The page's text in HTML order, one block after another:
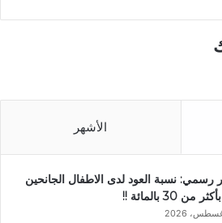
الأشهر
رسمي: نسبة العود لدى الاطفال الجانحين
من 30 بالمائة !!